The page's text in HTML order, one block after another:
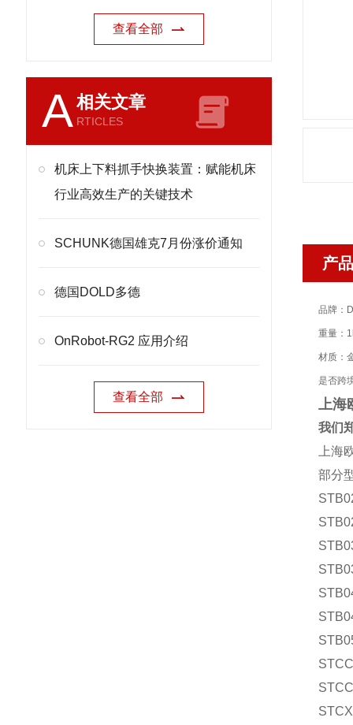
查看全部
A相关文章
RTICLES
机床上下料抓手快换装置：赋能机床
行业高效生产的关键技术
SCHUNK德国雄克7月份涨价通知
德国DOLD多德
OnRobot-RG2 应用介绍
查看全部
产
品牌：
重量：
材质：
是否跨
上海
我们
上海
部分